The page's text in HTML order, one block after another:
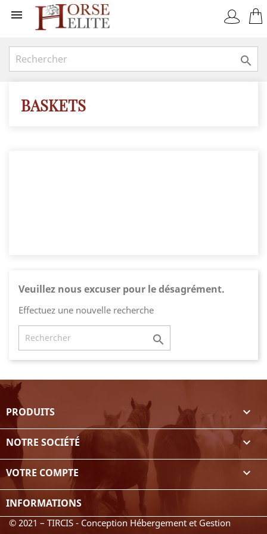


BASKETS
Veuillez nous excuser pour le désagrément.
Effectuez une nouvelle recherche

PRODUITS 
NOTRE SOCIÉTÉ 
VOTRE COMPTE 
INFORMATIONS
© 2021 – TIRCIS - Conception Hébergement et Gestion